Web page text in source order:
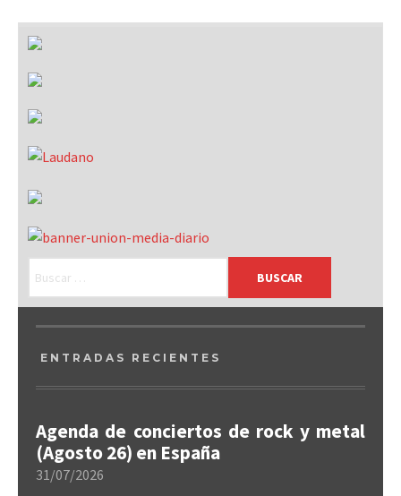
ENTRADAS RECIENTES
Agenda de conciertos de rock y metal
(Agosto 26) en España
31/07/2026